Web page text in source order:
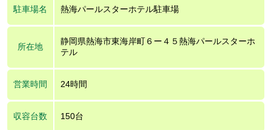
駐車場名 熱海パールスターホテル駐車場
所在地
静岡県熱海市東海岸町６ー４５熱海パールスターホ
テル
営業時間 24時間
収容台数 150台